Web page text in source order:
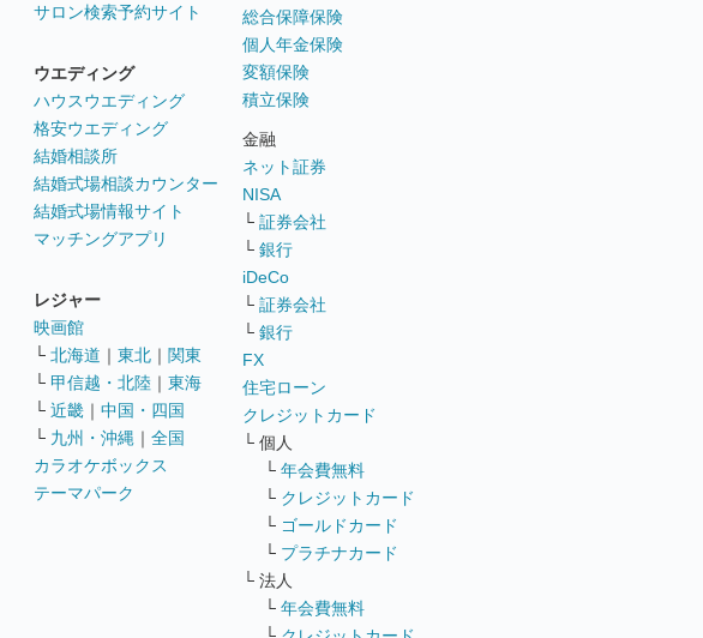
サロン検索予約サイト
ウエディング
ハウスウエディング
格安ウエディング
結婚相談所
結婚式場相談カウンター
結婚式場情報サイト
マッチングアプリ
レジャー
映画館
└ 北海道 ｜ 東北 ｜ 関東
└ 甲信越・北陸 ｜ 東海
└ 近畿 ｜ 中国・四国
└ 九州・沖縄 ｜ 全国
カラオケボックス
テーマパーク
総合保障保険
個人年金保険
変額保険
積立保険
金融
ネット証券
NISA
└ 証券会社
└ 銀行
iDeCo
└ 証券会社
└ 銀行
FX
住宅ローン
クレジットカード
└ 個人
└ 年会費無料
└ クレジットカード
└ ゴールドカード
└ プラチナカード
└ 法人
└ 年会費無料